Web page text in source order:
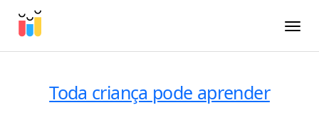
Toda criança pode aprender